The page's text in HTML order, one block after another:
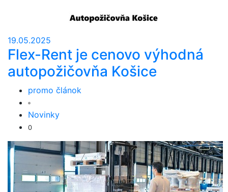
19.05.2025
Flex-Rent je cenovo výhodná
autopožičovňa Košice
promo článok
Novinky
0